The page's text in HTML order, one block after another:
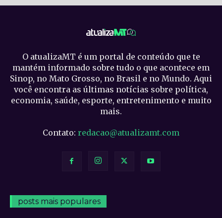
O atualizaMT é um portal de conteúdo que te
mantém informado sobre tudo o que acontece em
Sinop, no Mato Grosso, no Brasil e no Mundo. Aqui
você encontra as últimas notícias sobre política,
economia, saúde, esporte, entretenimento e muito
mais.
Contato: redacao@atualizamt.com
posts mais populares